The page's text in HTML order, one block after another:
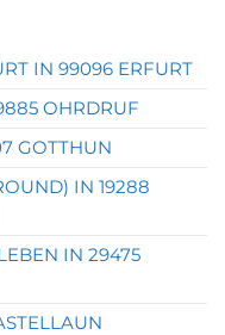
IN 99096 ERFURT
OHRDRUF
GOTTHUN
IN 19288
IN 29475